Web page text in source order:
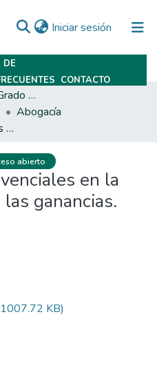
Iniciar sesión (current)
DE
CONTACTO
Trabajos Finales De Grado Y Posgrado
Abogacía
Las uniones convivenciales en la ley de impuesto a las ganancias.
abierto
en la
ganancias.
KB)